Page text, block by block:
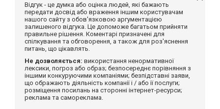
Відгук - це думка або оцінка людей, які бажають
передати досвід або враження іншим користувачам
нашого сайту з обов'язковою аргументацією
залишеного відгука. Це допоможе багатьом прийняти
правильне рішення. Коментарі призначені для
спілкування та обговорення, а також для роз'яснення
питань, що цікавлять.
Не дозволяється: використання ненормативної
лексики, погроз або образ; безпосереднє порівняння з
іншими конкуруючими компаніями; безпідставні заяви,
що ображають діяльність компанії і / або її послуги;
розміщення посилань на сторонні інтернет-ресурси;
реклама та самореклама.